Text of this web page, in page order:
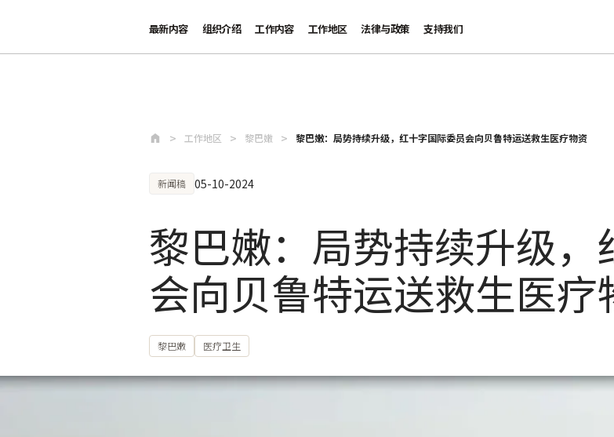
最新内容 组织介绍 工作内容 工作地区 法律与政策 支持我们
工作地区 黎巴嫩 黎巴嫩：局势持续升级，红十字国际委员会向贝鲁特运送救生医疗物资
新闻稿 05-10-2024
黎巴嫩：局势持续升级，
会向贝鲁特运送救生医疗
黎巴嫩 医疗卫生